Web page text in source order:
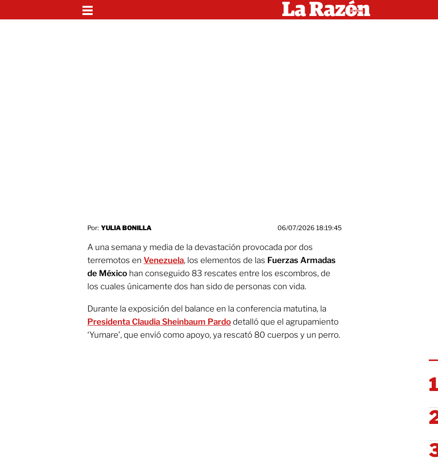
Por: YULIA BONILLA 06/07/2026 18:19:45
A una semana y media de la devastación provocada por dos
terremotos en Venezuela, los elementos de las Fuerzas Armadas
de México han conseguido 83 rescates entre los escombros, de
los cuales únicamente dos han sido de personas con vida.
Durante la exposición del balance en la conferencia matutina, la
Presidenta Claudia Sheinbaum Pardo detalló que el agrupamiento
‘Yumare’, que envió como apoyo, ya rescató 80 cuerpos y un perro.